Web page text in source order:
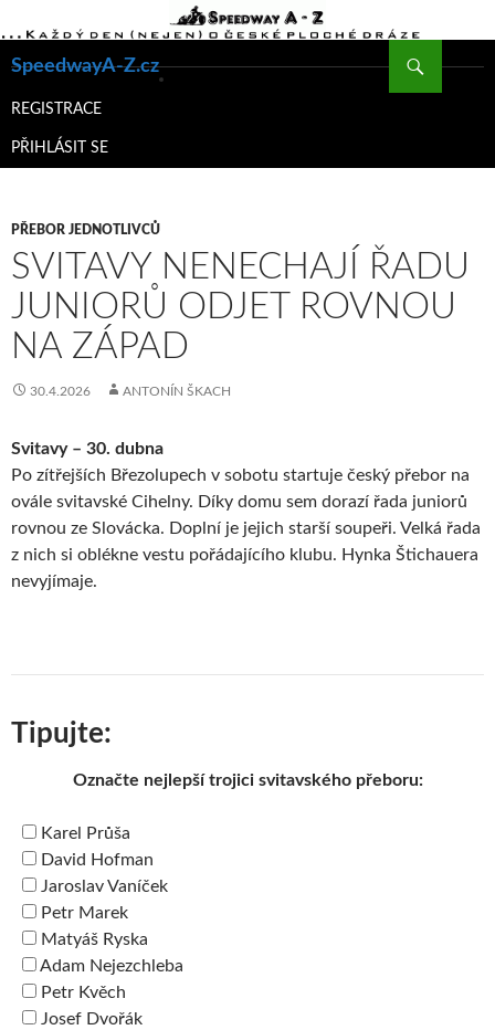
SpeedwayA-Z.cz
K
WEBU
REGISTRACE
PŘIHLÁSIT SE
PŘEBOR JEDNOTLIVCŮ
SVITAVY NENECHAJÍ ŘADU
JUNIORŮ ODJET ROVNOU
NA ZÁPAD
30.4.2026 ANTONÍN ŠKACH
Svitavy – 30. dubna
Po zítřejších Březolupech v sobotu startuje český přebor na
ovále svitavské Cihelny. Díky domu sem dorazí řada juniorů
rovnou ze Slovácka. Doplní je jejich starší soupeři. Velká řada
z nich si oblékne vestu pořádajícího klubu. Hynka Štichauera
nevyjímaje.
Tipujte:
Označte nejlepší trojici svitavského přeboru:
Karel Průša
David Hofman
Jaroslav Vaníček
Petr Marek
Matyáš Ryska
Adam Nejezchleba
Petr Kvěch
Josef Dvořák